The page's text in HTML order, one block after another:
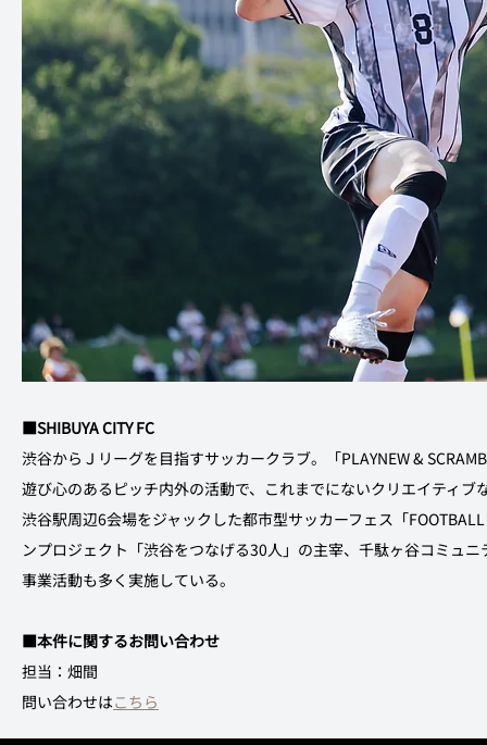
■SHIBUYA CITY FC
渋谷からＪリーグを目指すサッカークラブ。「PLAYNEW &
遊び心のあるピッチ内外の活動で、これまでにないクリエイティ
渋谷駅周辺6会場をジャックした都市型サッカーフェス「
ンプロジェクト「渋谷をつなげる30人」の主宰、千駄ヶ谷コミュ
事業活動も多く実施している。
■本件に関するお問い合わせ
担当：畑間
問い合わせはこちら